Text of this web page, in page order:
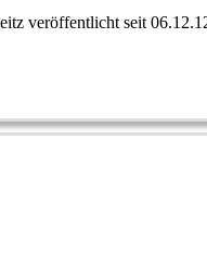
veröffentlicht seit